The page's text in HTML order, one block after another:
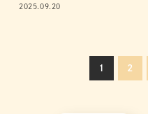
2025.09.20
1 2